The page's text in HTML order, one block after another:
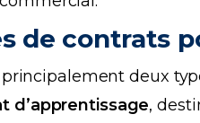
de contrats
deux
d’apprentissage,